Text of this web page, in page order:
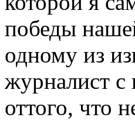
победы
одному из
журналист с
оттого, что